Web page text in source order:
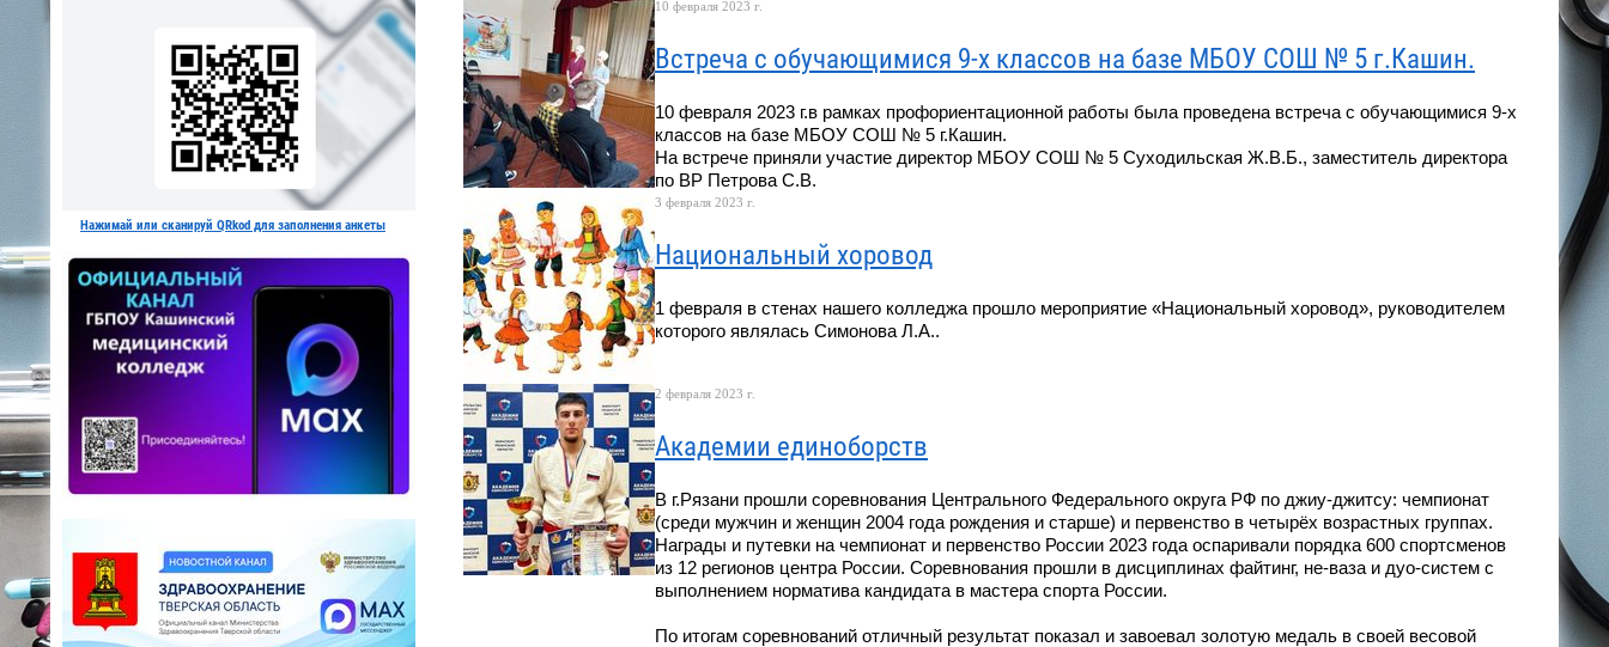
Нажимай или сканируй QRkod для заполнения анкеты
10 февраля 2023 г.
Встреча с обучающимися 9-х классов на базе МБОУ СОШ № 5 г.Кашин.
10 февраля 2023 г.в рамках профориентационной работы была проведена встреча с обучающимися 9-х
классов на базе МБОУ СОШ № 5 г.Кашин.
На встрече приняли участие директор МБОУ СОШ № 5 Суходильская Ж.В.Б., заместитель директора
по ВР Петрова С.В.
3 февраля 2023 г.
Национальный хоровод
1 февраля в стенах нашего колледжа прошло мероприятие «Национальный хоровод», руководителем
которого являлась Симонова Л.А..
2 февраля 2023 г.
Академии единоборств
В г.Рязани прошли соревнования Центрального Федерального округа РФ по джиу-джитсу: чемпионат
(среди мужчин и женщин 2004 года рождения и старше) и первенство в четырёх возрастных группах.
Награды и путевки на чемпионат и первенство России 2023 года оспаривали порядка 600 спортсменов
из 12 регионов центра России. Соревнования прошли в дисциплинах файтинг, не-ваза и дуо-систем с
выполнением норматива кандидата в мастера спорта России.
По итогам соревнований отличный результат показал и завоевал золотую медаль в своей весовой